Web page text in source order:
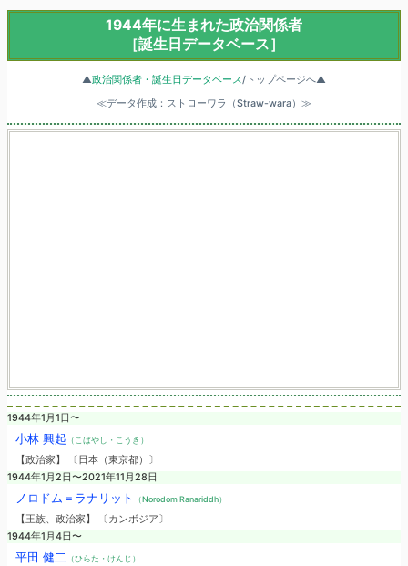
1944年に生まれた政治関係者
［誕生日データベース］
▲政治関係者・誕生日データベース/トップページへ▲
≪データ作成：ストローワラ（Straw-wara）≫
1944年1月1日〜
小林 興起 （こばやし・こうき）
【政治家】 〔日本（東京都）〕
1944年1月2日〜2021年11月28日
ノロドム＝ラナリット （Norodom Ranariddh）
【王族、政治家】 〔カンボジア〕
1944年1月4日〜
平田 健二 （ひらた・けんじ）